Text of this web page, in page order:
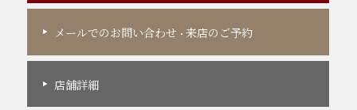
メールでのお問い合わせ ・来店のご予約
店舗詳細